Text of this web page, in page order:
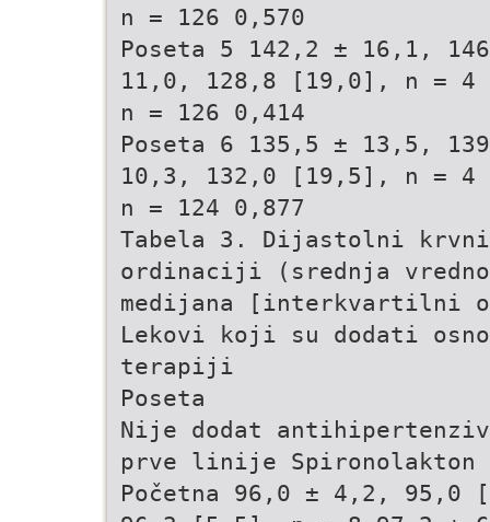
n = 126 0,570
Poseta 5 142,2 ± 16,1,
11,0, 128,8 [19,0], n = 4
n = 126 0,414
Poseta 6 135,5 ± 13,5,
10,3, 132,0 [19,5], n =
n = 124 0,877
Tabela 3. Dijastolni krvni
ordinaciji (srednja
medijana [interkvartilni
Lekovi koji su dodati
terapiji
Poseta
Nije dodat
prve linije Spironolakton
Početna 96,0 ± 4,2,